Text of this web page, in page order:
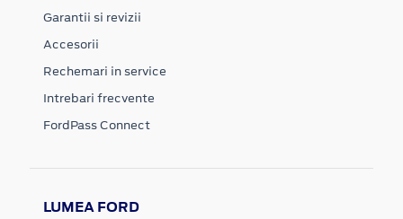
Garantii si revizii
Accesorii
Rechemari in service
Intrebari frecvente
FordPass Connect
LUMEA FORD